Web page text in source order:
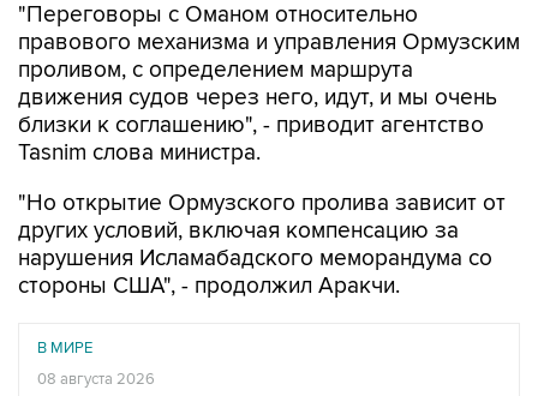
"Переговоры с Оманом относительно
правового механизма и управления Ормузским
проливом, с определением маршрута
движения судов через него, идут, и мы очень
близки к соглашению", - приводит агентство
Tasnim слова министра.
"Но открытие Ормузского пролива зависит от
других условий, включая компенсацию за
нарушения Исламабадского меморандума со
стороны США", - продолжил Аракчи.
В МИРЕ
08 августа 2026